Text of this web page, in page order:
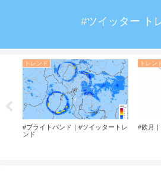
#ツイッター ト
トレンド
#ブライトバンド｜#ツイッタートレ
ンド
トレン
#飲月